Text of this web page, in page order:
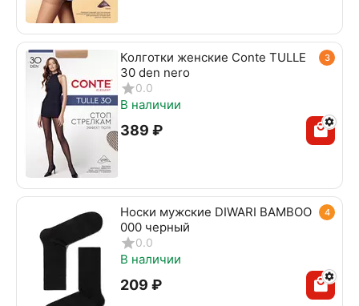
3
Колготки женские Conte TULLE
30 den nero
0.0
В наличии
‍389‍ ₽
4
Носки мужские DIWARI BAMBOO
000 черный
0.0
В наличии
‍209‍ ₽